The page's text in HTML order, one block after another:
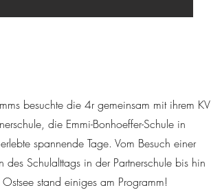
besuchte die 4r gemeinsam mit ihrem KV
die Emmi-Bonhoeffer-Schule in
spannende Tage. Vom Besuch einer
des Schulalttags in der Partnerschule bis hin
stand einiges am Programm!